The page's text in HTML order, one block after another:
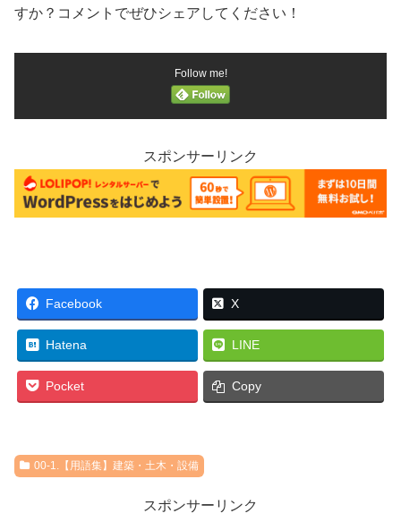
すか？コメントでぜひシェアしてください！
Follow me!
スポンサーリンク
Facebook X
Hatena LINE
Pocket Copy
00-1.【用語集】建築・土木・設備
スポンサーリンク